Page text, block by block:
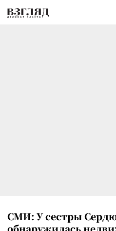
СМИ: У сестры
обнаружилась